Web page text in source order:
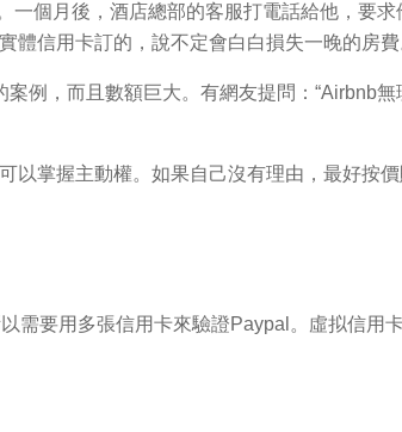
一個月後，酒店總部的客服打電話給他，要
信用卡訂的，說不定會白白損失一晚的房費
例，而且數額巨大。有網友提問：“Airbnb
掌握主動權。如果自己沒有理由，最好按價
需要用多張信用卡來驗證Paypal。虛拟信用